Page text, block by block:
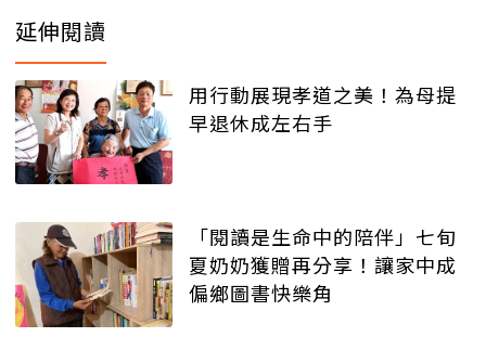
延伸閱讀
用行動展現孝道之美！為母提
早退休成左右手
「閱讀是生命中的陪伴」七旬
夏奶奶獲贈再分享！讓家中成
偏鄉圖書快樂角